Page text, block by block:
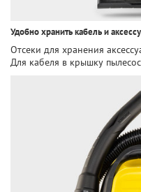
Удобно хранить кабель и
Отсеки для хранения
Для кабеля в крышку